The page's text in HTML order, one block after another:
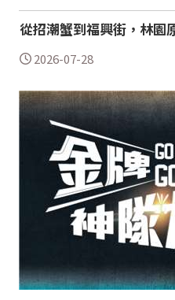
從招潮蟹到福興街，林園
2026-07-28